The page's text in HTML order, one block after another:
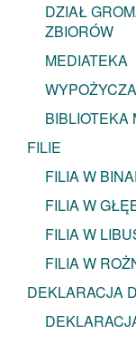
DZIAŁ
ZBIORÓW
MEDIATEKA
BIBLIOTEKA
FILIE
FILIA W
FILIA W
FILIA W
FILIA W
DEKLARACJA